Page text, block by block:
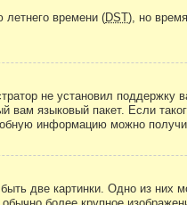
летнего времени (DST), но
не установил
вам языковый пакет. Если
информацию можно
две картинки. Одно из